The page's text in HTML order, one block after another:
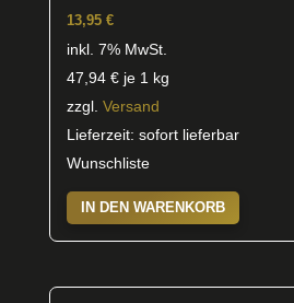
13,95 €
inkl. 7% MwSt.
47,94 €je 1 kg
zzgl. Versand
Lieferzeit: sofort lieferbar
Wunschliste
IN DEN WARENKORB